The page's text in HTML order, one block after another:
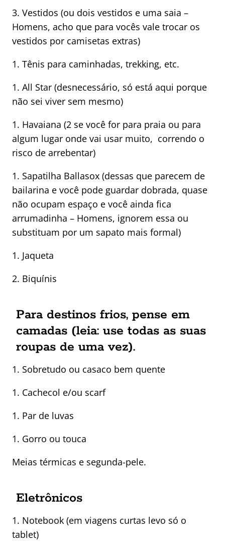
3. Vestidos (ou dois vestidos e uma saia –
Homens, acho que para vocês vale trocar os
vestidos por camisetas extras)
1. Tênis para caminhadas, trekking, etc.
1. All Star (desnecessário, só está aqui porque
não sei viver sem mesmo)
1. Havaiana (2 se você for para praia ou para
algum lugar onde vai usar muito, correndo o
risco de arrebentar)
1. Sapatilha Ballasox (dessas que parecem de
bailarina e você pode guardar dobrada, quase
não ocupam espaço e você ainda fica
arrumadinha – Homens, ignorem essa ou
substituam por um sapato mais formal)
1. Jaqueta
2. Biquínis
Para destinos frios, pense em
camadas (leia: use todas as suas
roupas de uma vez).
1. Sobretudo ou casaco bem quente
1. Cachecol e/ou scarf
1. Par de luvas
1. Gorro ou touca
Meias térmicas e segunda-pele.
Eletrônicos
1. Notebook (em viagens curtas levo só o
tablet)